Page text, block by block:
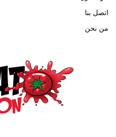
اتصل بنا
من نحن